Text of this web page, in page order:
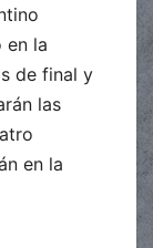
en la
de final y
las
en la